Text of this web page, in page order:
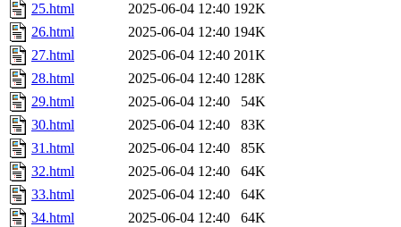
25.html
2025-06-04 12:40 192K
26.html
2025-06-04 12:40 194K
27.html
2025-06-04 12:40 201K
28.html
2025-06-04 12:40 128K
29.html
2025-06-04 12:40
54K
30.html
2025-06-04 12:40
83K
31.html
2025-06-04 12:40
85K
32.html
2025-06-04 12:40
64K
33.html
2025-06-04 12:40
64K
34.html
2025-06-04 12:40
64K